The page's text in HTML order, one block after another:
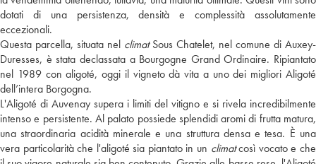
dotati di una persistenza, densità e complessità assolutamente
eccezionali.
Questa parcella, situata nel climatSous Chatelet, nel comune di Auxey-
Duresses, è stata declassata a Bourgogne Grand Ordinaire. Ripiantato
nel 1989 con aligoté, oggi il vigneto dà vita a uno dei migliori Aligoté
dell’intera Borgogna.
L'Aligoté di Auvenay supera i limiti del vitigno e si rivela incredibilmente
intenso e persistente. Al palato possiede splendidi aromi di frutta matura,
una straordinaria acidità minerale e una struttura densa e tesa. È una
vera particolarità che l'aligoté sia piantato in un climatcosì vocato e che